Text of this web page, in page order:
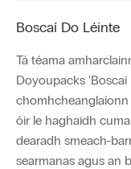
Boscaí Do Léinte
Tá téama
Doyoupacks 'Boscaí
chomhcheanglaíonn
óir le haghaidh
dearadh smeach-
searmanas agus an